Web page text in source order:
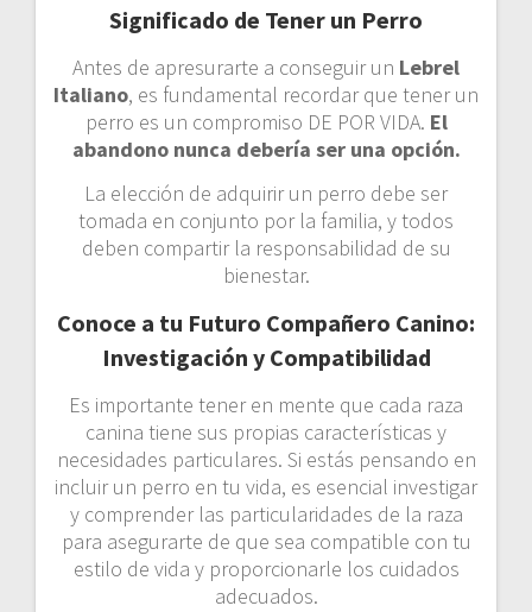
Significado de Tener un Perro
Antes de apresurarte a conseguir un Lebrel
Italiano, es fundamental recordar que tener un
perro es un compromiso DE POR VIDA. El
abandono nunca debería ser una opción.
La elección de adquirir un perro debe ser
tomada en conjunto por la familia, y todos
deben compartir la responsabilidad de su
bienestar.
Conoce a tu Futuro Compañero Canino:
Investigación y Compatibilidad
Es importante tener en mente que cada raza
canina tiene sus propias características y
necesidades particulares. Si estás pensando en
incluir un perro en tu vida, es esencial investigar
y comprender las particularidades de la raza
para asegurarte de que sea compatible con tu
estilo de vida y proporcionarle los cuidados
adecuados.